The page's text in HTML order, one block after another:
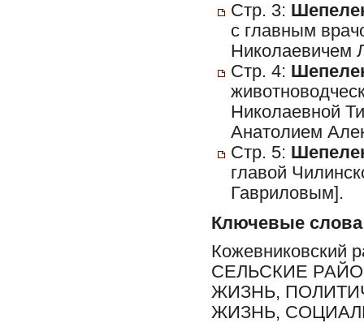
Стр. 3:
с главным
Николаевичем
Стр. 4:
Николаевной
Анатолием
Стр. 5:
главой
Гавриловым].
Ключевые слова
Кожевниковский
СЕЛЬСКИЕ
ЖИЗНЬ,
ЖИЗНЬ,